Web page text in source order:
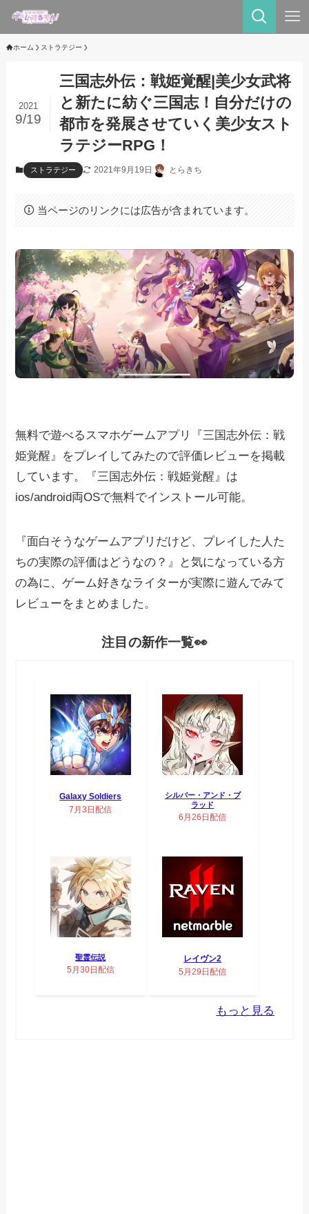
ホーム ストラテジー
三国志外伝：戦姫覚醒|美少女武将
と新たに紡ぐ三国志！自分だけの
都市を発展させていく美少女スト
ラテジーRPG！
2021
9/19
ストラテジー 2021年9月19日 とらきち
当ページのリンクには広告が含まれています。
無料で遊べるスマホゲームアプリ『三国志外伝：戦
姫覚醒』をプレイしてみたので評価レビューを掲載
しています。『三国志外伝：戦姫覚醒』は
ios/android両OSで無料でインストール可能。
『面白そうなゲームアプリだけど、プレイした人た
ちの実際の評価はどうなの？』と気になっている方
の為に、ゲーム好きなライターが実際に遊んでみて
レビューをまとめました。
注目の新作一覧👀
Galaxy Soldiers
7月3日配信
シルバー・アンド・ブ
ラッド
6月26日配信
聖霊伝説
5月30日配信
レイヴン2
5月29日配信
もっと見る